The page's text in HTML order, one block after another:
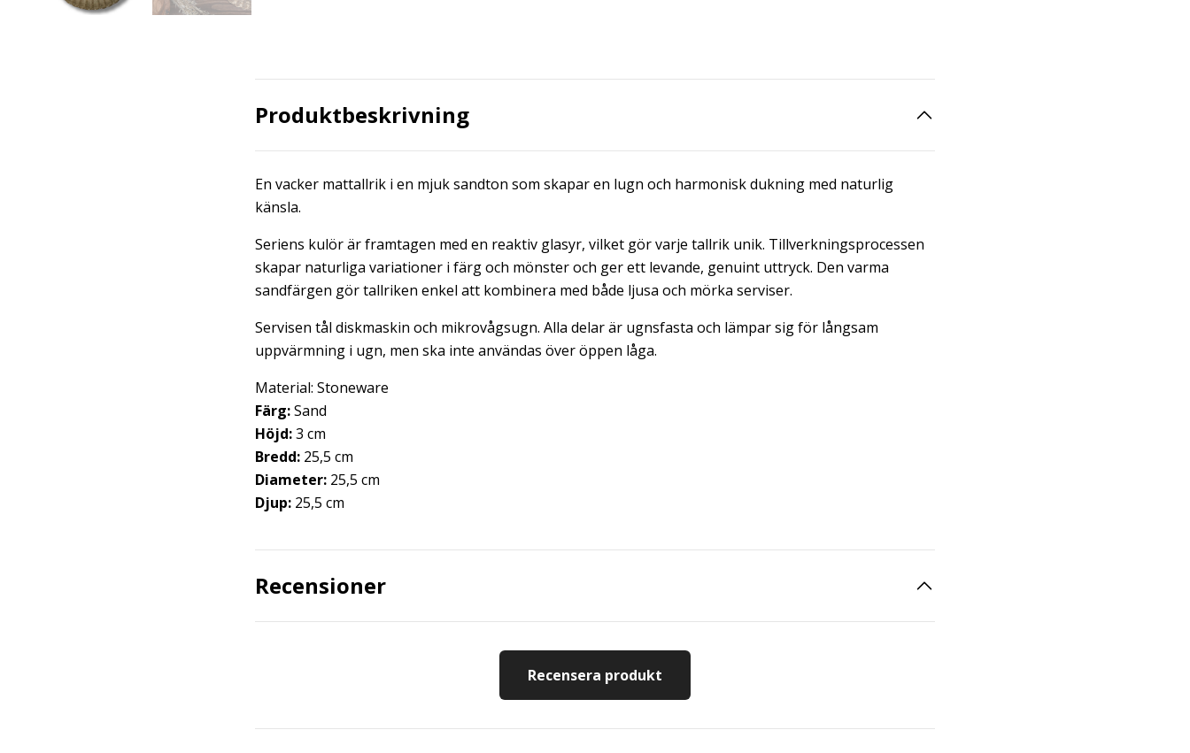
Produktbeskrivning
En vacker mattallrik i en mjuk sandton som skapar en lugn och harmonisk dukning med naturlig
känsla.
Seriens kulör är framtagen med en reaktiv glasyr, vilket gör varje tallrik unik. Tillverkningsprocessen
skapar naturliga variationer i färg och mönster och ger ett levande, genuint uttryck. Den varma
sandfärgen gör tallriken enkel att kombinera med både ljusa och mörka serviser.
Servisen tål diskmaskin och mikrovågsugn. Alla delar är ugnsfasta och lämpar sig för långsam
uppvärmning i ugn, men ska inte användas över öppen låga.
Material: Stoneware
Färg:Sand
Höjd:3 cm
Bredd: 25,5 cm
Diameter: 25,5 cm
Djup: 25,5 cm
Recensioner
Recensera produkt